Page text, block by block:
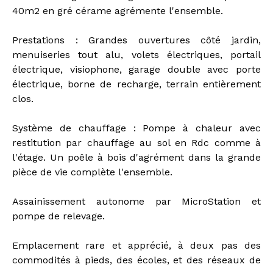
40m2 en gré cérame agrémente l'ensemble.
Prestations : Grandes ouvertures côté jardin,
menuiseries tout alu, volets électriques, portail
électrique, visiophone, garage double avec porte
électrique, borne de recharge, terrain entièrement
clos.
Système de chauffage : Pompe à chaleur avec
restitution par chauffage au sol en Rdc comme à
l'étage. Un poêle à bois d'agrément dans la grande
pièce de vie complète l'ensemble.
Assainissement autonome par MicroStation et
pompe de relevage.
Emplacement rare et apprécié, à deux pas des
commodités à pieds, des écoles, et des réseaux de